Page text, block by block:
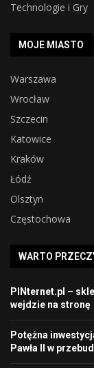
Technologie i Gry
MOJE MIASTO
Warszawa
Wrocław
Szczecin
Katowice
Kraków
Łódź
Olsztyn
Częstochowa
WARTO
PINternet.pl –
wejdzie na stronę
Potężna
Pawła II w